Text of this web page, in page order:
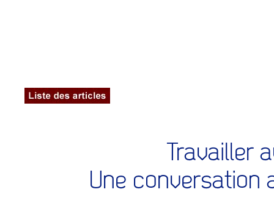
Travailler
Une conversation